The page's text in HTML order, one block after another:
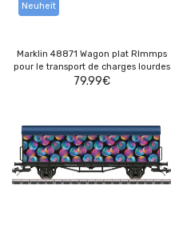
Neuheit
Marklin 48871 Wagon plat Rlmmps
pour le transport de charges lourdes
79.99€